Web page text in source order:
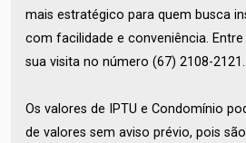
mais estratégico para quem busca
com facilidade e conveniência.
sua visita no número (67) 2108-2121.
Os valores de IPTU e Condomínio
de valores sem aviso prévio, pois